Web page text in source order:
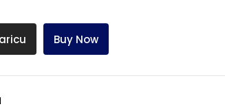
Buy Now